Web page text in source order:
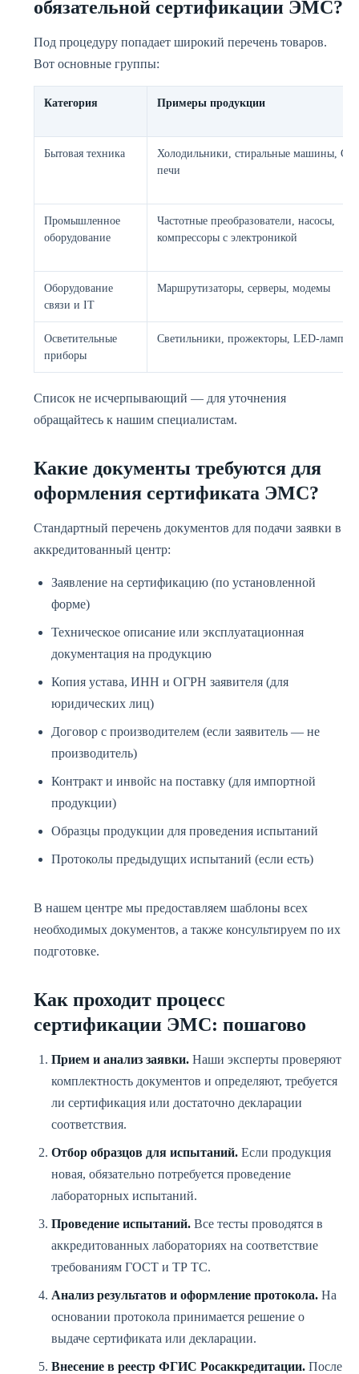
обязательной сертификации ЭМС?
Под процедуру попадает широкий перечень товаров.
Вот основные группы:
Категория Примеры продукции
Бытовая техника
Холодильники, стиральные машины,
печи
Промышленное
оборудование
Частотные преобразователи, насосы,
компрессоры с электроникой
Оборудование
связи и IT
Маршрутизаторы, серверы, модемы
Осветительные
приборы
Светильники, прожекторы, LED-лампы
Список не исчерпывающий — для уточнения
обращайтесь к нашим специалистам.
Какие документы требуются для
оформления сертификата ЭМС?
Стандартный перечень документов для подачи заявки в
аккредитованный центр:
Заявление на сертификацию (по установленной
форме)
Техническое описание или эксплуатационная
документация на продукцию
Копия устава, ИНН и ОГРН заявителя (для
юридических лиц)
Договор с производителем (если заявитель — не
производитель)
Контракт и инвойс на поставку (для импортной
продукции)
Образцы продукции для проведения испытаний
Протоколы предыдущих испытаний (если есть)
В нашем центре мы предоставляем шаблоны всех
необходимых документов, а также консультируем по их
подготовке.
Как проходит процесс
сертификации ЭМС: пошагово
Прием и анализ заявки. Наши эксперты проверяют
комплектность документов и определяют, требуется
ли сертификация или достаточно декларации
соответствия.
Отбор образцов для испытаний. Если продукция
новая, обязательно потребуется проведение
лабораторных испытаний.
Проведение испытаний. Все тесты проводятся в
аккредитованных лабораториях на соответствие
требованиям ГОСТ и ТР ТС.
Анализ результатов и оформление протокола. На
основании протокола принимается решение о
выдаче сертификата или декларации.
Внесение в реестр ФГИС Росаккредитации. После